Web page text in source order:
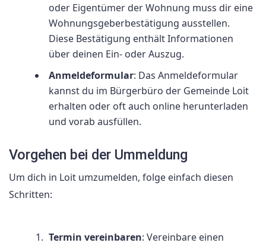
oder Eigentümer der Wohnung muss dir eine
Wohnungsgeberbestätigung ausstellen.
Diese Bestätigung enthält Informationen
über deinen Ein- oder Auszug.
Anmeldeformular: Das Anmeldeformular
kannst du im Bürgerbüro der Gemeinde Loit
erhalten oder oft auch online herunterladen
und vorab ausfüllen.
Vorgehen bei der Ummeldung
Um dich in Loit umzumelden, folge einfach diesen
Schritten:
Termin vereinbaren: Vereinbare einen